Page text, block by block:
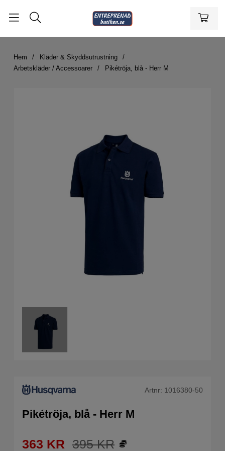
Hem
Kläder & Skyddsutrustning
Arbetskläder / Accessoarer
Pikétröja, blå - Herr M
Artnr: 1016380-50
Pikétröja, blå - Herr M
395KR
363 KR